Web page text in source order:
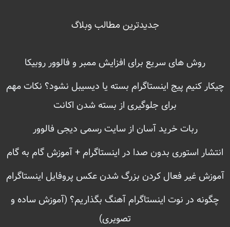
جدیدترین مطالب وبلاگ
روش های سریع برای افزایش ممبر و فالوور روبیکا
چیکار کنیم پیج اینستاگرام بسته یا دیسیبل نشود؟ نکات مهم
برای جلوگیری از بسته شدن اکانت
ربات خرید آسان از سایت رسمی دیجی فالوور
انتشار استوری بدون صدا در اینستاگرام + آموزش گام به گام
آموزش غیر فعال کردن بزرگ شدن عکس پروفایل اینستاگرام
چگونه در نوت اینستاگرام آهنگ بگذاریم؟ (آموزش ساده و
تصویری)